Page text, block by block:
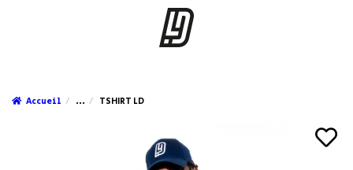
Accueil ... TSHIRT LD